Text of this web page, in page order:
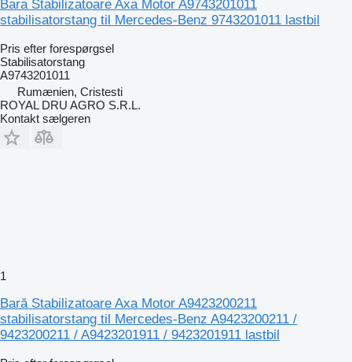
Bara Stabilizatoare Axa Motor A9743201011
stabilisatorstang til Mercedes-Benz 9743201011 lastbil
Pris efter forespørgsel
Stabilisatorstang
A9743201011
Rumænien, Cristesti
ROYAL DRU AGRO S.R.L.
Kontakt sælgeren
1
Bară Stabilizatoare Axa Motor A9423200211
stabilisatorstang til Mercedes-Benz A9423200211 /
9423200211 / A9423201911 / 9423201911 lastbil